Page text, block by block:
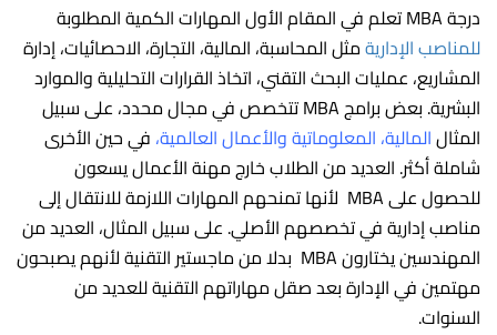
درجة MBA تعلم في المقام الأول المهارات الكمية المطلوبة
للمناصب الإداريةمثل المحاسبة، المالية، التجارة، الاحصائيات، إدارة
المشاريع، عمليات البحث التقني، اتخاذ القرارات التحليلية والموارد
البشرية. بعض برامج MBA تتخصص في مجال محدد، على سبيل
المثالالمالية، المعلوماتية والأعمال العالمية، في حين الأخرى
شاملة أكثر. العديد من الطلاب خارج مهنة الأعمال يسعون
للحصول على MBA لأنها تمنحهم المهارات اللازمة للانتقال إلى
مناصب إدارية في تخصصهم الأصلي. على سبيل المثال، العديد من
المهندسين يختارون MBA بدلا من ماجستير التقنية لأنهم يصبحون
مهتمين في الإدارة بعد صقل مهاراتهم التقنية للعديد من
السنوات.